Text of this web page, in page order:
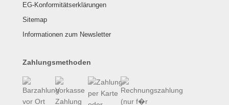
EG-Konformitätserklärungen
Sitemap
Informationen zum Newsletter
Zahlungsmethoden